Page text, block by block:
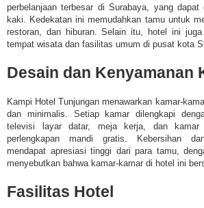
perbelanjaan terbesar di Surabaya, yang dapat
kaki. Kedekatan ini memudahkan tamu untuk
restoran, dan hiburan. Selain itu, hotel ini juga
tempat wisata dan fasilitas umum di pusat kota
Desain dan Kenyamanan
Kampi Hotel Tunjungan menawarkan kamar-
dan minimalis. Setiap kamar dilengkapi
televisi layar datar, meja kerja, dan kamar
perlengkapan mandi gratis. Kebersihan
mendapat apresiasi tinggi dari para tamu,
menyebutkan bahwa kamar-kamar di hotel ini
Fasilitas Hotel